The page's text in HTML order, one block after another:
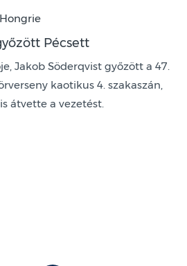
Pécsett
Jakob Söderqvist győzött a 47.
kaotikus 4. szakaszán,
átvette a vezetést.